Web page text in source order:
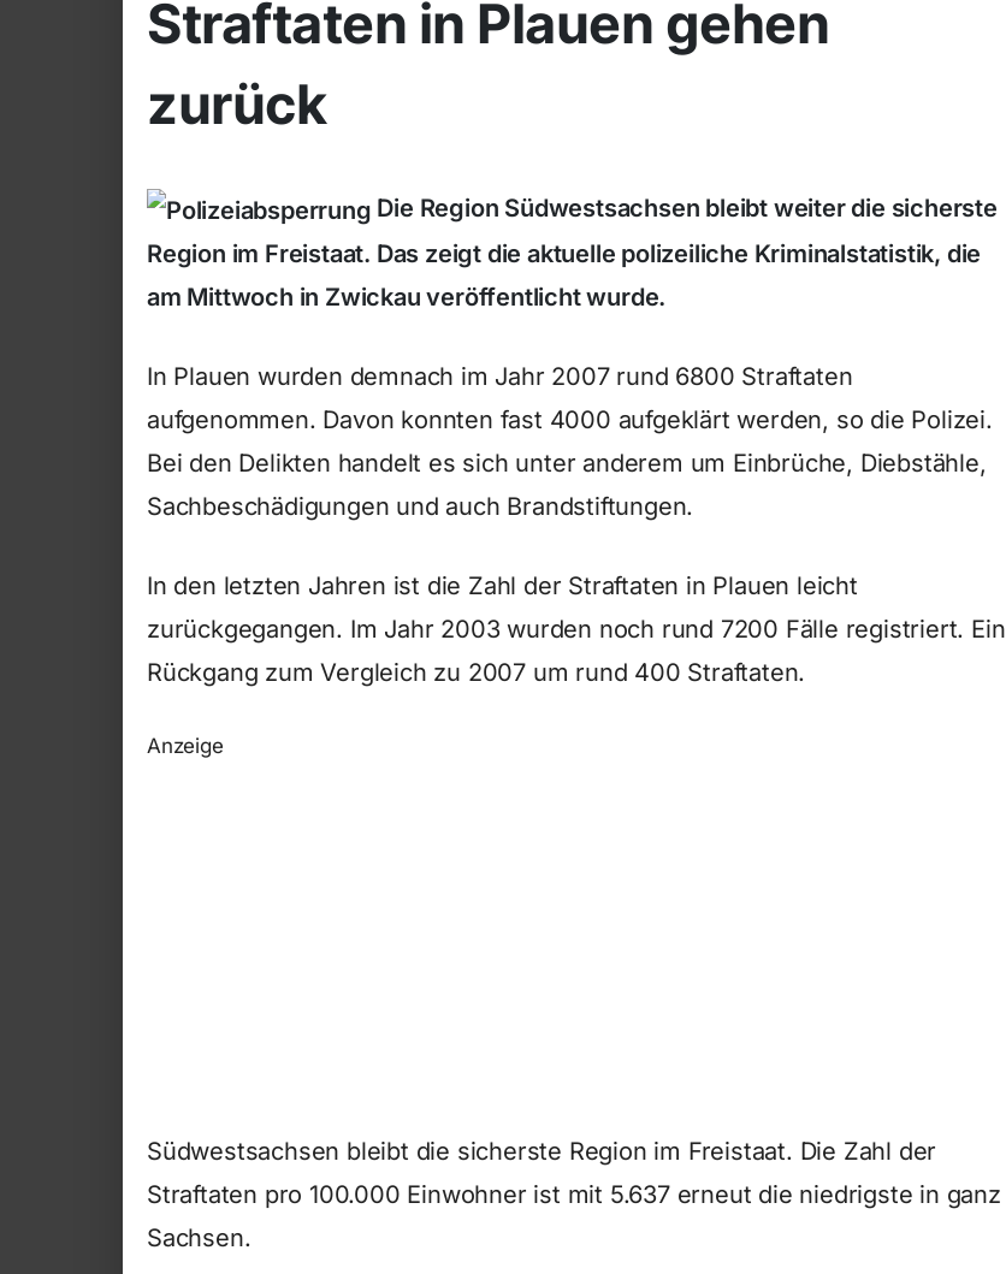
Straftaten in Plauen gehen
zurück
Die Region Südwestsachsen bleibt weiter die sicherste
Region im Freistaat. Das zeigt die aktuelle polizeiliche Kriminalstatistik, die
am Mittwoch in Zwickau veröffentlicht wurde.
In Plauen wurden demnach im Jahr 2007 rund 6800 Straftaten
aufgenommen. Davon konnten fast 4000 aufgeklärt werden, so die Polizei.
Bei den Delikten handelt es sich unter anderem um Einbrüche, Diebstähle,
Sachbeschädigungen und auch Brandstiftungen.
In den letzten Jahren ist die Zahl der Straftaten in Plauen leicht
zurückgegangen. Im Jahr 2003 wurden noch rund 7200 Fälle registriert. Ein
Rückgang zum Vergleich zu 2007 um rund 400 Straftaten.
Anzeige
Südwestsachsen bleibt die sicherste Region im Freistaat. Die Zahl der
Straftaten pro 100.000 Einwohner ist mit 5.637 erneut die niedrigste in ganz
Sachsen.